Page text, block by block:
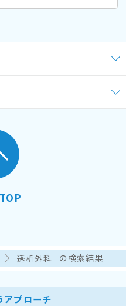
透析外科 の検索結果
アプローチ